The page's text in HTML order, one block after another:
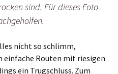
sind. Für dieses Foto
nicht so schlimm,
einfache Routen mit riesigen
ein Trugschluss. Zum